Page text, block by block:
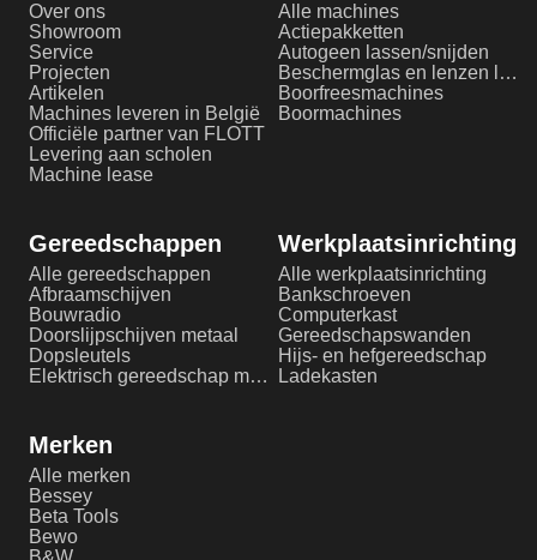
Over ons
Showroom
Service
Projecten
Artikelen
Machines leveren in België
Officiële partner van FLOTT
Levering aan scholen
Machine lease
Alle machines
Actiepakketten
Autogeen lassen/snijden
Beschermglas en lenzen laserlassen
Boorfreesmachines
Boormachines
Gereedschappen
Alle gereedschappen
Afbraamschijven
Bouwradio
Doorslijpschijven metaal
Dopsleutels
Elektrisch gereedschap metaalbewerking
Werkplaatsinrichting
Alle werkplaatsinrichting
Bankschroeven
Computerkast
Gereedschapswanden
Hijs- en hefgereedschap
Ladekasten
Merken
Alle merken
Bessey
Beta Tools
Bewo